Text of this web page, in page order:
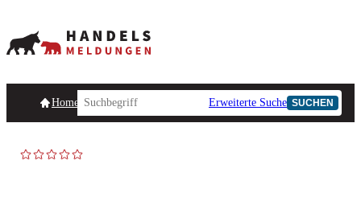
HomepageHandelsmeldungen Ad-Hoc-Meldungen
Erweiterte Suche SUCHEN